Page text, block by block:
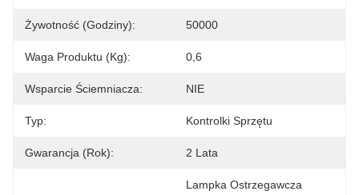
Żywotność (godziny): 50000
Waga Produktu (kg): 0,6
Wsparcie Ściemniacza: NIE
Typ: Kontrolki Sprzętu
Gwarancja (rok): 2 Lata
Lampka Ostrzegawcza